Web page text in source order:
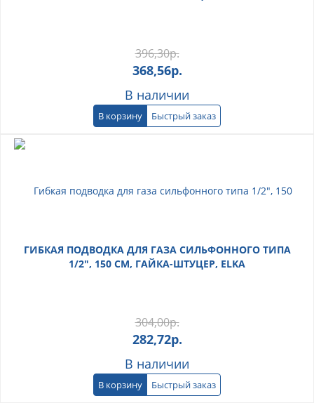
396,30р.
368,56р.
В наличии
В корзину Быстрый заказ
ГИБКАЯ ПОДВОДКА ДЛЯ ГАЗА СИЛЬФОННОГО ТИПА
1/2", 150 СМ, ГАЙКА-ШТУЦЕР, ELKA
304,00р.
282,72р.
В наличии
В корзину Быстрый заказ